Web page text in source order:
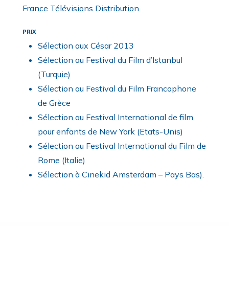
France Télévisions Distribution
PRIX
Sélection aux César 2013
Sélection au Festival du Film d’Istanbul
(Turquie)
Sélection au Festival du Film Francophone
de Grèce
Sélection au Festival International de film
pour enfants de New York (Etats-Unis)
Sélection au Festival International du Film de
Rome (Italie)
Sélection à Cinekid Amsterdam – Pays Bas).